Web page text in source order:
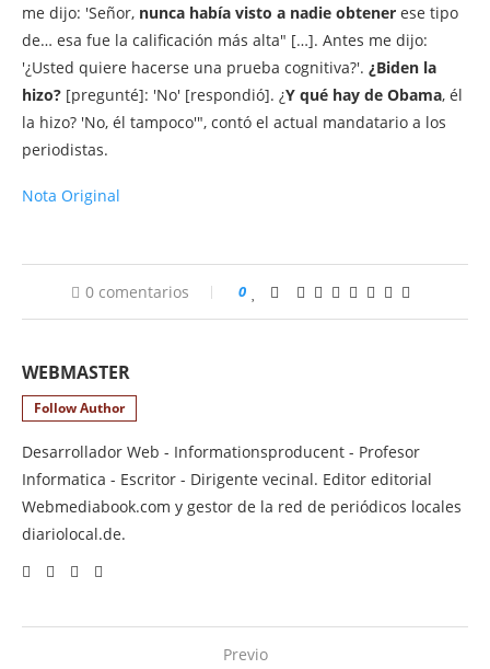
me dijo: 'Señor, nunca había visto a nadie obtener ese tipo
de… esa fue la calificación más alta" […]. Antes me dijo:
'¿Usted quiere hacerse una prueba cognitiva?'. ¿Biden la
hizo? [pregunté]: 'No' [respondió]. ¿Y qué hay de Obama, él
la hizo? 'No, él tampoco'", contó el actual mandatario a los
periodistas.
Nota Original
0 comentarios 0
WEBMASTER
Follow Author
Desarrollador Web - Informationsproducent - Profesor
Informatica - Escritor - Dirigente vecinal. Editor editorial
Webmediabook.com y gestor de la red de periódicos locales
diariolocal.de.
Previo